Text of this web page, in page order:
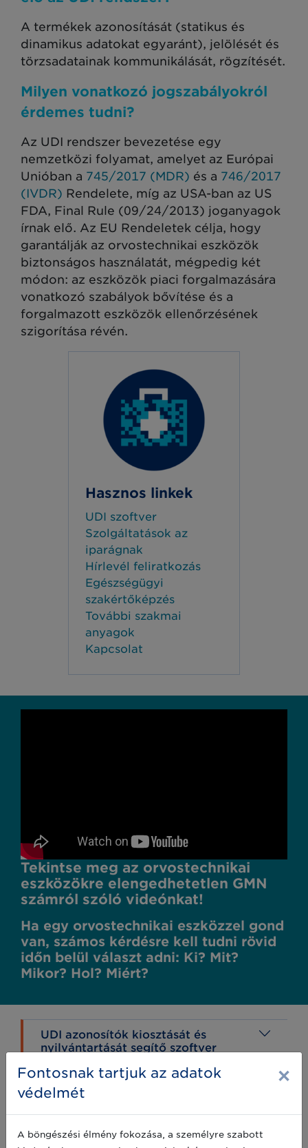
A termékek azonosítását (statikus és
dinamikus adatokat egyaránt), jelölését és
törzsadatainak kommunikálását, rögzítését.
Milyen vonatkozó jogszabályokról
érdemes tudni?
Az UDI rendszer bevezetése egy
nemzetközi folyamat, amelyet az Európai
Unióban a 745/2017 (MDR) és a 746/2017
(IVDR) Rendelete, míg az USA-ban az US
FDA, Final Rule (09/24/2013) joganyagok
írnak elő. Az EU Rendeletek célja, hogy
garantálják az orvostechnikai eszközök
biztonságos használatát, mégpedig két
módon: az eszközök piaci forgalmazására
vonatkozó szabályok bővítése és a
forgalmazott eszközök ellenőrzésének
szigorítása révén.
Hasznos linkek
UDI szoftver
Szolgáltatások az
iparágnak
Hírlevél feliratkozás
Egészségügyi
szakértőképzés
További szakmai
anyagok
Kapcsolat
Tekintse meg az orvostechnikai
eszközökre elengedhetetlen GMN
számról szóló videónkat!
Ha egy orvostechnikai eszközzel gond
van, számos kérdésre kell tudni rövid
időn belül választ adni: Ki? Mit?
Mikor? Hol? Miért?
UDI azonosítók kiosztását és
nyilvántartását segítő szoftver
További szakmai anyagok a
Fontosnak tartjuk az adatok
védelmét
×
A böngészési élmény fokozása, a személyre szabott